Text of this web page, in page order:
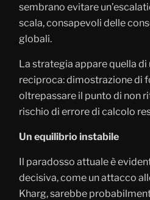
sembrano evitare
scala, consapevoli delle
globali.
La strategia appare quella di
reciproca: dimostrazione di
oltrepassare il punto di non
rischio di errore di calcolo
Un equilibrio instabile
Il paradosso attuale è
decisiva, come un attacco
Kharg, sarebbe